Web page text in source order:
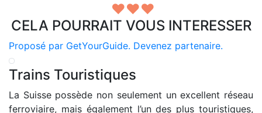
♥♥♥
CELA POURRAIT VOUS INTERESSER
Proposé par GetYourGuide. Devenez partenaire.
Trains Touristiques
La Suisse possède non seulement un excellent réseau
ferroviaire, mais également l’un des plus touristiques,